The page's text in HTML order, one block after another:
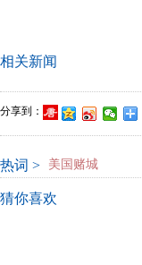
相关新闻
分享到：
热词 > 美国赌城
猜你喜欢